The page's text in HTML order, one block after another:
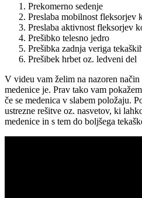
Prekomerno sedenje
Preslaba mobilnost fleksorjev
Preslaba aktivnost fleksorjev
Prešibko telesno jedro
Prešibka zadnja veriga
Prešibek hrbet oz. ledveni del
V videu vam želim na nazoren
medenice je. Prav tako vam
če se medenica v slabem položaju.
ustrezne rešitve oz. nasvetov, ki
medenice in s tem do boljšega